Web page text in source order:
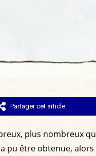
Partager cet article
plus nombreux
être obtenue,